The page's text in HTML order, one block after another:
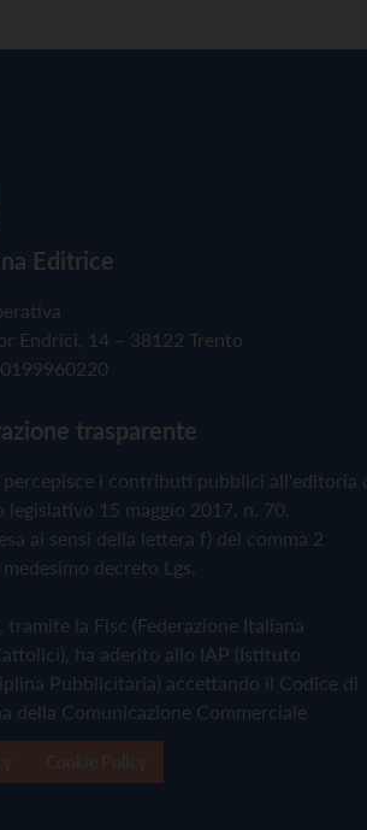
Editrice
Endrici, 14 – 38122 Trento
trasparente
percepisce i contributi pubblici all'editoria
legislativo 15 maggio 2017, n. 70.
ai sensi della lettera f) del comma 2
decreto Lgs.
tramite la Fisc (Federazione Italiana
ha aderito allo IAP (Istituto
Pubblicitaria) accettando il Codice di
della Comunicazione Commerciale